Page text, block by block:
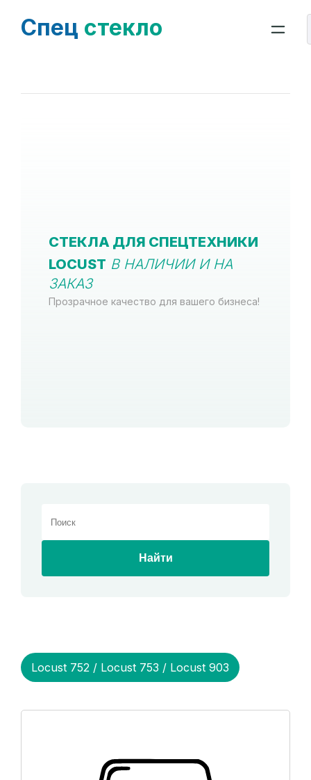
Спец стекло
СТЕКЛА ДЛЯ СПЕЦТЕХНИКИ
LOCUST В НАЛИЧИИ И НА
ЗАКАЗ
Прозрачное качество для вашего бизнеса!
Найти
Locust 752 / Locust 753 / Locust 903